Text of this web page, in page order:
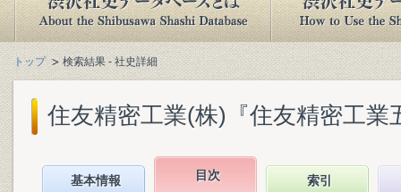
トップ 検索結果 - 社史詳細
住友精密工業(株)『住友精密工業
基本情報 目次 索引